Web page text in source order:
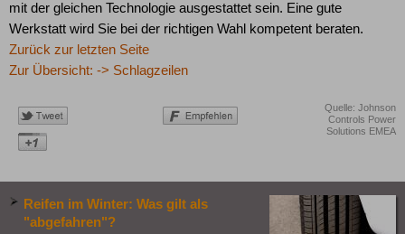
mit der gleichen Technologie ausgestattet sein. Eine gute
Werkstatt wird Sie bei der richtigen Wahl kompetent beraten.
Zurück zur letzten Seite
Zur Übersicht: -> Schlagzeilen
Quelle: Johnson
Controls Power
Solutions EMEA
Reifen im Winter: Was gilt als
"abgefahren"?